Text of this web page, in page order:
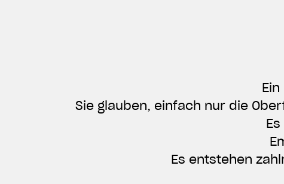
Sie glauben, einfach nur die
Es entstehen